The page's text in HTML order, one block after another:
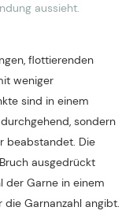
aussieht.
flottierenden
weniger
sind in einem
sondern
beabstandet. Die
ausgedrückt
der Garne in einem
Garnanzahl angibt.